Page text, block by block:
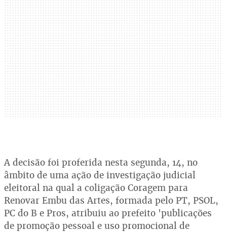
A decisão foi proferida nesta segunda, 14, no
âmbito de uma ação de investigação judicial
eleitoral na qual a coligação Coragem para
Renovar Embu das Artes, formada pelo PT, PSOL,
PC do B e Pros, atribuiu ao prefeito 'publicações
de promoção pessoal e uso promocional de